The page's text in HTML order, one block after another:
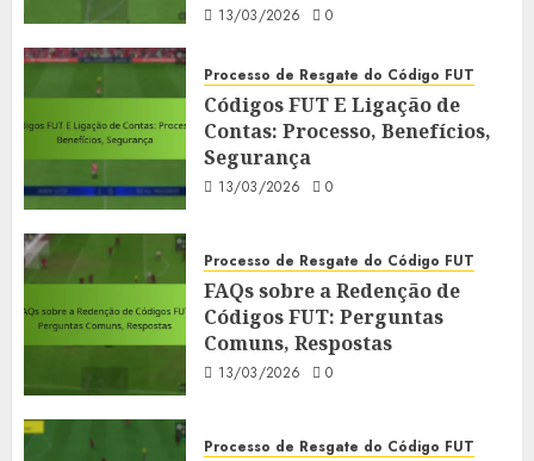
13/03/2026 0
Processo de Resgate do Código FUT
Códigos FUT E Ligação de
Contas: Processo, Benefícios,
Segurança
13/03/2026 0
Processo de Resgate do Código FUT
FAQs sobre a Redenção de
Códigos FUT: Perguntas
Comuns, Respostas
13/03/2026 0
Processo de Resgate do Código FUT